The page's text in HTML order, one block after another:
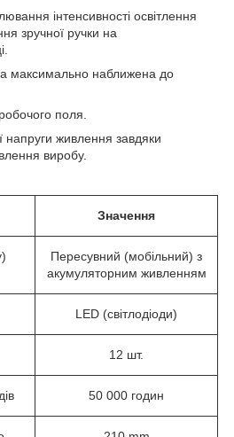
інтенсивності освітлення
зручної ручки на
максимально наближена до
поля.
напруги живлення завдяки
виробу.
Значення
Пересувний (мобільний) з
акумуляторним живленням
LED (світлодіоди)
12 шт.
50 000 годин